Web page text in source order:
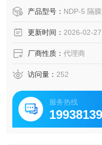
在行程限制处激活空气切
它耐磨损，可确保泵长时
气引至管道等的软管。
*2 树脂制泵体的最大供气
产品型号： NDP-5 隔
更新时间： 2026-02-27
厂商性质： 代理商
访问量： 252
服务热线